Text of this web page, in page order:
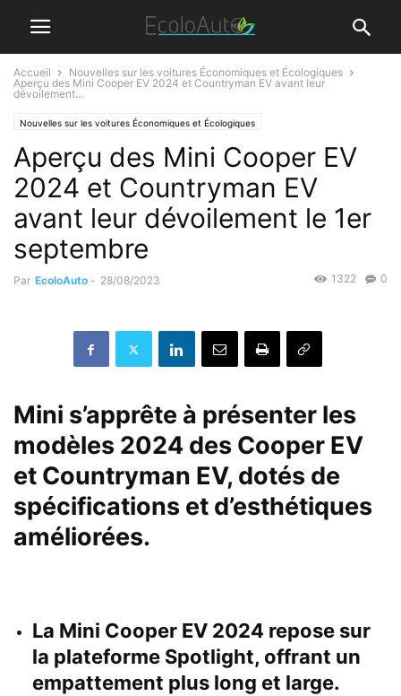
Accueil
Nouvelles sur les voitures Économiques et Écologiques
Aperçu des Mini Cooper EV 2024 et Countryman EV avant leur
dévoilement...
Nouvelles sur les voitures Économiques et Écologiques
Aperçu des Mini Cooper EV
2024 et Countryman EV
avant leur dévoilement le 1er
septembre
Par EcoloAuto - 28/08/2023 0
1322
Mini s’apprête à présenter les
modèles 2024 des Cooper EV
et Countryman EV, dotés de
spécifications et d’esthétiques
améliorées.
La Mini Cooper EV 2024 repose sur
la plateforme Spotlight, offrant un
empattement plus long et large.